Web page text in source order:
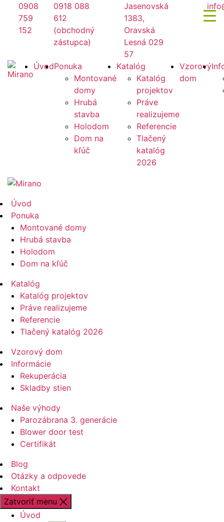
Preskočiť
obsah
0908
759
152
0918 088
612
(obchodný
zástupca)
Jasenovská
1383,
Oravská
Lesná 029
57
Mirano
ÚvodPonuka
Montované
domy
Hrubá
stavba
Holodom
Dom na
kľúč
Katalóg
Katalóg
projektov
Práve
realizujeme
Referencie
Tlačený
katalóg
2026
Vzorový
dom
Úvod
Ponuka
Montované domy
Hrubá stavba
Holodom
Dom na kľúč
Katalóg
Katalóg projektov
Práve realizujeme
Referencie
Tlačený katalóg 2026
Vzorový dom
Informácie
Rekuperácia
Skladby stien
Naše výhody
Parozábrana 3. generácie
Blower door test
Certifikát
Blog
Otázky a odpovede
Kontakt
Zatvoriť menu
Úvod